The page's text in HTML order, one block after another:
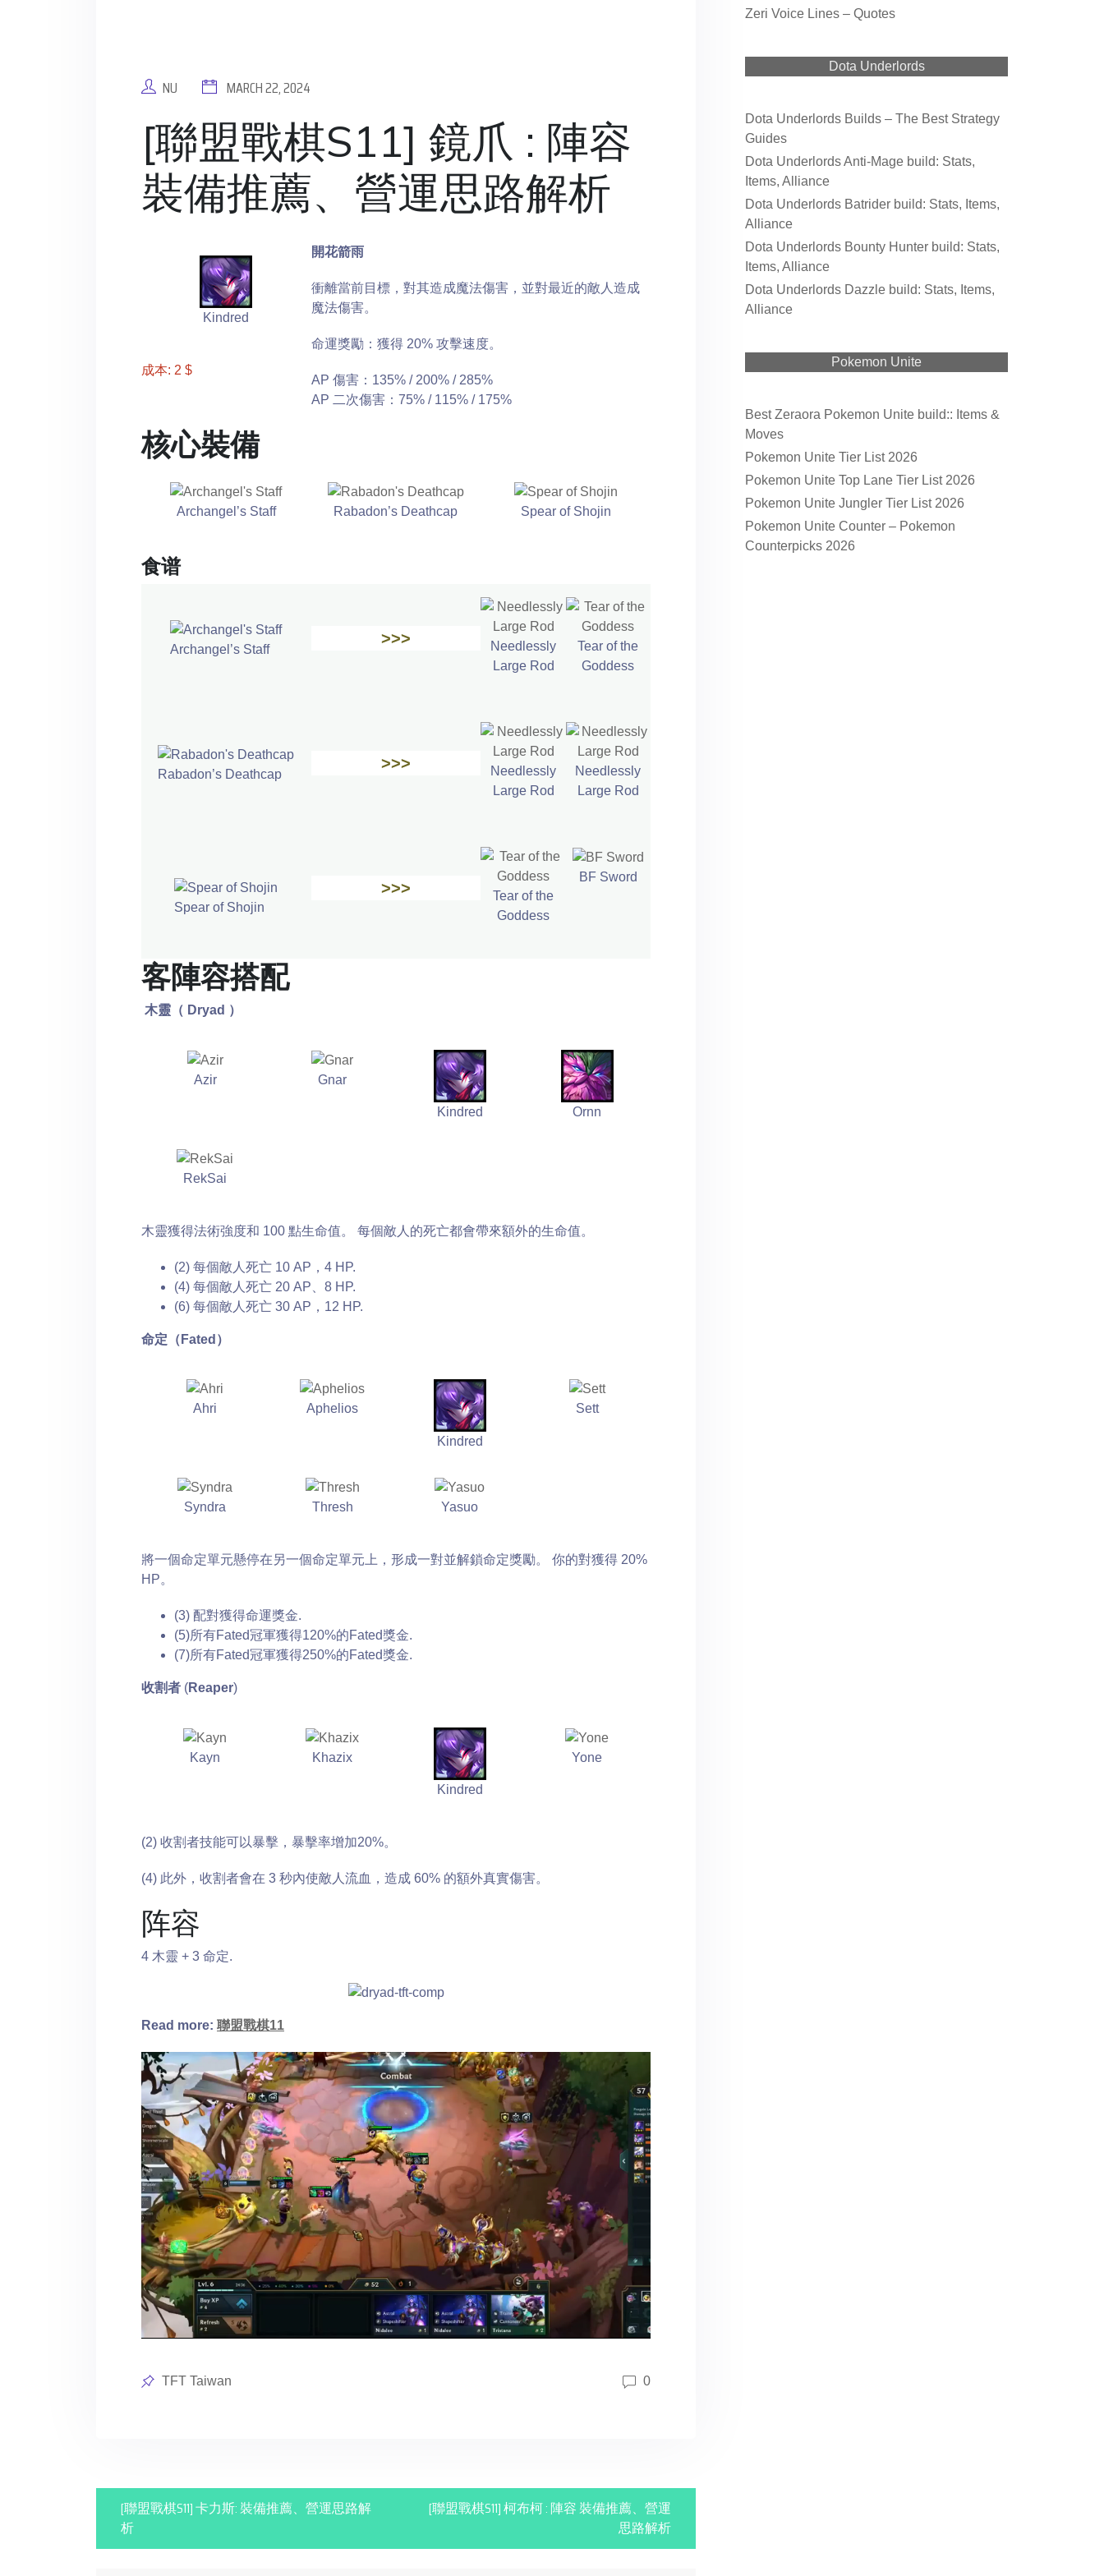
NU MARCH 22, 2024
[聯盟戰棋S11] 鏡爪 : 陣容
裝備推薦、營運思路解析
Kindred
成本: 2 $
開花箭雨
衝離當前目標，對其造成魔法傷害，並對最近的敵人造成
魔法傷害。
命運獎勵：獲得 20% 攻擊速度。
AP 傷害：135% / 200% / 285%
AP 二次傷害：75% / 115% / 175%
核心裝備
Archangel’s Staff Rabadon’s Deathcap Spear of Shojin
食谱
Archangel’s Staff
>>>
Needlessly
Large Rod
Tear of the
Goddess
Rabadon’s Deathcap
>>>
Needlessly
Large Rod
Needlessly
Large Rod
Spear of Shojin
>>>
Tear of the
Goddess
BF Sword
客陣容搭配
木靈（ Dryad ）
Azir Gnar
Kindred Ornn
RekSai
木靈獲得法術強度和 100 點生命值。 每個敵人的死亡都會帶來額外的生命值。
(2) 每個敵人死亡 10 AP，4 HP.
(4) 每個敵人死亡 20 AP、8 HP.
(6) 每個敵人死亡 30 AP，12 HP.
命定（Fated）
Ahri Aphelios
Kindred
Sett
Syndra Thresh Yasuo
將一個命定單元懸停在另一個命定單元上，形成一對並解鎖命定獎勵。 你的對獲得 20%
HP。
(3) 配對獲得命運獎金.
(5)所有Fated冠軍獲得120%的Fated獎金.
(7)所有Fated冠軍獲得250%的Fated獎金.
收割者 (Reaper)
Kayn Khazix
Kindred
Yone
(2) 收割者技能可以暴擊，暴擊率增加20%。
(4) 此外，收割者會在 3 秒內使敵人流血，造成 60% 的額外真實傷害。
阵容
4 木靈 + 3 命定.
Read more: 聯盟戰棋11
Posted
TFT Taiwan 0
o
[聯盟戰棋S11] 卡力斯: 裝備推薦、營運思路解
析
[聯盟戰棋S11] 柯布柯 : 陣容 裝備推薦、營運
思路解析
Zeri Voice Lines – Quotes
Dota Underlords
Dota Underlords Builds – The Best Strategy
Guides
Dota Underlords Anti-Mage build: Stats,
Items, Alliance
Dota Underlords Batrider build: Stats, Items,
Alliance
Dota Underlords Bounty Hunter build: Stats,
Items, Alliance
Dota Underlords Dazzle build: Stats, Items,
Alliance
Pokemon Unite
Best Zeraora Pokemon Unite build:: Items &
Moves
Pokemon Unite Tier List 2026
Pokemon Unite Top Lane Tier List 2026
Pokemon Unite Jungler Tier List 2026
Pokemon Unite Counter – Pokemon
Counterpicks 2026